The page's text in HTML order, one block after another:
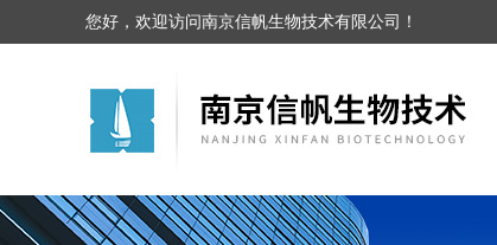
您好，欢迎访问南京信帆生物技术有限公司！